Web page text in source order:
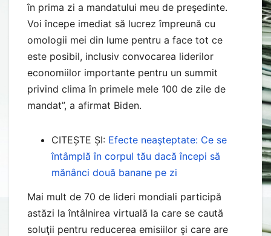
în prima zi a mandatului meu de preşedinte.
Voi începe imediat să lucrez împreună cu
omologii mei din lume pentru a face tot ce
este posibil, inclusiv convocarea liderilor
economiilor importante pentru un summit
privind clima în primele mele 100 de zile de
mandat”, a afirmat Biden.
CITEȘTE ȘI: Efecte neaşteptate: Ce se
întâmplă în corpul tău dacă începi să
mănânci două banane pe zi
Mai mult de 70 de lideri mondiali participă
astăzi la întâlnirea virtuală la care se caută
soluţii pentru reducerea emisiilor şi care are